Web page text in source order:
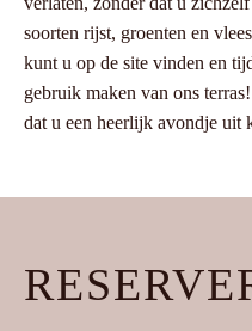
soorten rijst, groenten en
kunt u op de site vinden en
gebruik maken van ons
dat u een heerlijk avondje uit